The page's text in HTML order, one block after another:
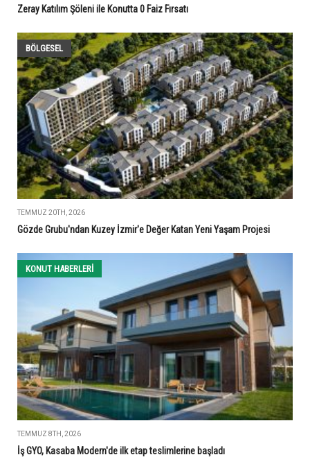
Zeray Katılım Şöleni ile Konutta 0 Faiz Fırsatı
BÖLGESEL
TEMMUZ 20TH, 2026
Gözde Grubu'ndan Kuzey İzmir'e Değer Katan Yeni Yaşam Projesi
KONUT HABERLERI
TEMMUZ 8TH, 2026
İş GYO, Kasaba Modern'de ilk etap teslimlerine başladı